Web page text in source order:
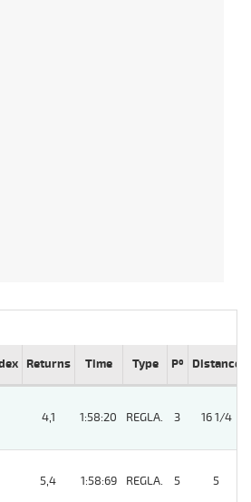
Returns Time Type Pº Distance
4,1 1:58:20 REGLA. 3 16 1/4
5,4 1:58:69 REGLA. 5 5